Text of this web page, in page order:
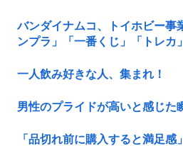
バンダイナムコ、トイホビー事
ンプラ」「一番くじ」「トレカ
一人飲み好きな人、集まれ！
男性のプライドが高いと感じた
「品切れ前に購入すると満足